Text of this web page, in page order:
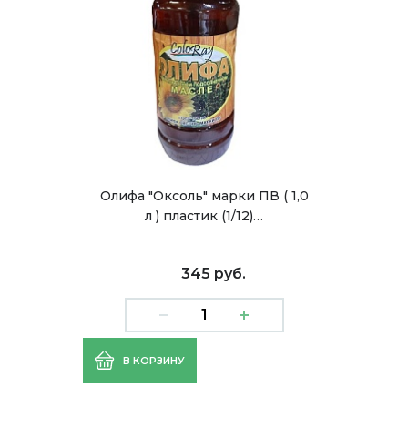
Олифа "Оксоль" марки ПВ ( 1,0
л ) пластик (1/12)…
345 руб.
В КОРЗИНУ